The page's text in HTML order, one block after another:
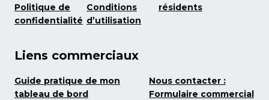
Politique de
confidentialité
Conditions
d’utilisation
résidents
Liens commerciaux
Guide pratique de mon
tableau de bord
Nous contacter :
Formulaire commercial